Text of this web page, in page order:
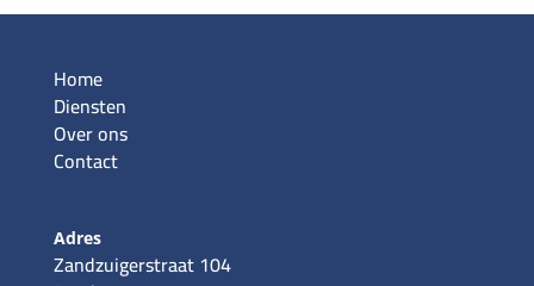
Home
Diensten
Over ons
Contact
Adres
Zandzuigerstraat 104